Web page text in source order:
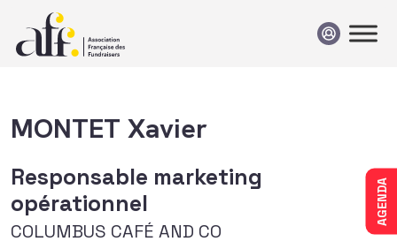
AGENDA
MONTET Xavier
Responsable marketing
opérationnel
COLUMBUS CAFÉ AND CO